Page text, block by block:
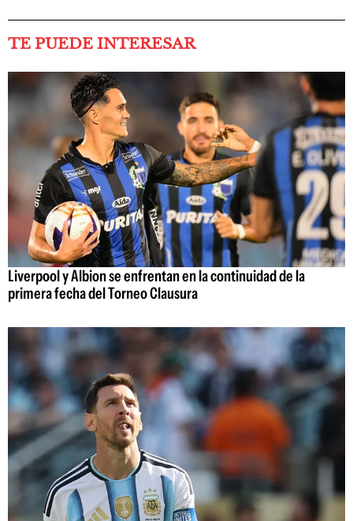
TE PUEDE INTERESAR
Liverpool y Albion se enfrentan en la continuidad de la
primera fecha del Torneo Clausura